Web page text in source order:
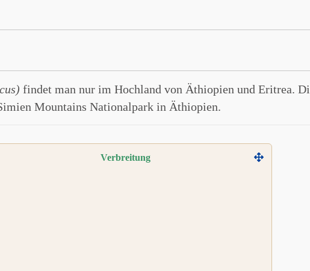
findet man nur im Hochland von Äthiopien und Eritrea.
Mountains Nationalpark in Äthiopien.
Verbreitung